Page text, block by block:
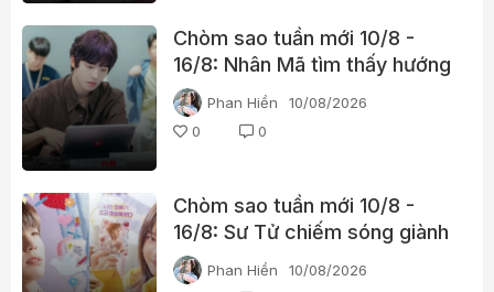
Chòm sao tuần mới 10/8 -
16/8: Nhân Mã tìm thấy hướng
thênh thang, Bảo Bình khởi
động kế hoạch cũ
Phan Hiền
10/08/2026
0
0
Chòm sao tuần mới 10/8 -
16/8: Sư Tử chiếm sóng giành
spotlight, Thiên Bình có
duyên gặp người đặc biệt
Phan Hiền
10/08/2026